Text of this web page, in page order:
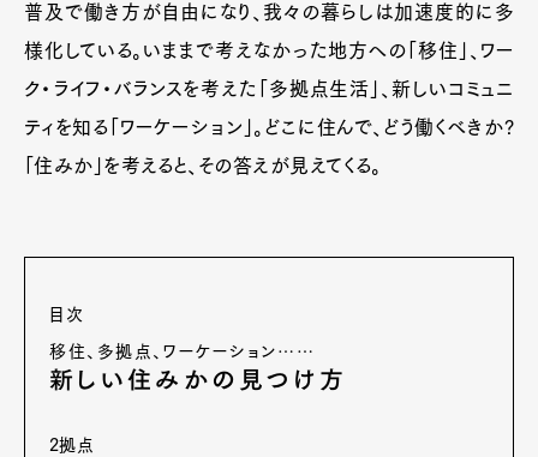
普及で働き方が自由になり、我々の暮らしは加速度的に多
様化している。いままで考えなかった地方への「移住」、ワー
ク・ライフ・バランスを考えた「多拠点生活」、新しいコミュニ
ティを知る「ワーケーション」。どこに住んで、どう働くべきか?
「住みか」を考えると、その答えが見えてくる。
目次
移住、多拠点、ワーケーション……
新しい住みかの見つけ方
2拠点